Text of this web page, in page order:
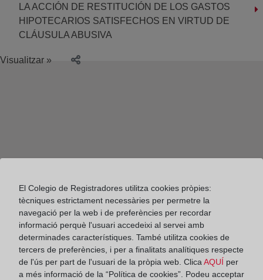
LA ACCIÓN DE RESTITUCIÓN DE LOS GASTOS
HIPOTECARIOS SATISFECHOS EN VIRTUD DE
CLÁUSULA ABUSIVA
Visualitzar »
Colegio de Registradores
El Colegio de Registradores utilitza cookies pròpies:
tècniques estrictament necessàries per permetre la
navegació per la web i de preferències per recordar
informació perquè l'usuari accedeixi al servei amb
determinades característiques. També utilitza cookies de
tercers de preferències, i per a finalitats analítiques respecte
de l'ús per part de l'usuari de la pròpia web. ClicaAQUÍ per
a més informació de la “Política de cookies”. Podeu acceptar